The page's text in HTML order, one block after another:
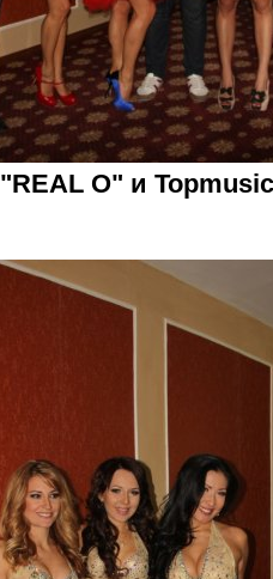
"REAL O" и